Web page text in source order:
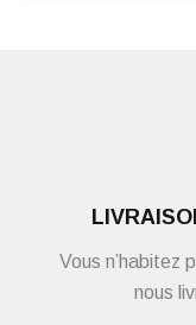
Vous n’habitez
nous